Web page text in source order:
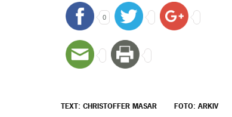
0
TEXT: CHRISTOFFER MASAR FOTO: ARKIV